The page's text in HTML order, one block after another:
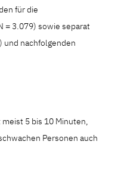
für die
= 3.079) sowie separat
und nachfolgenden
5 bis 10 Minuten,
Personen auch